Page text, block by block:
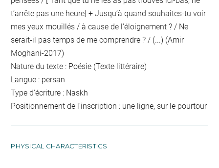
t’arrête pas une heure] + Jusqu’à quand souhaites-tu voir
mes yeux mouillés / à cause de l’éloignement ? / Ne
serait-il pas temps de me comprendre ? / (...) (Amir
Moghani-2017)
Nature du texte : Poésie (Texte littéraire)
Langue : persan
Type d'écriture : Naskh
Positionnement de l'inscription : une ligne, sur le pourtour
PHYSICAL CHARACTERISTICS